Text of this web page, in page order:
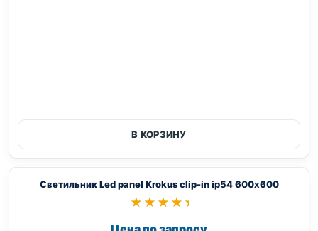
В КОРЗИНУ
Светильник Led panel Krokus clip-in ip54 600х600
★★★★★
★★★★★